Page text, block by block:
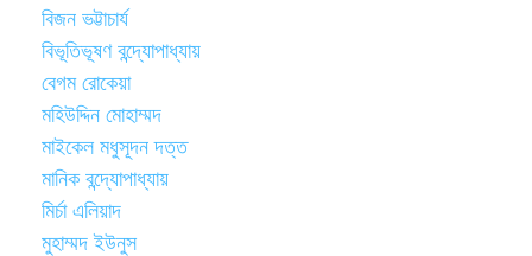
বিজন ভট্টাচার্য
বিভূতিভূষণ বন্দ্যোপাধ্যায়
বেগম রোকেয়া
মহিউদ্দিন মোহাম্মদ
মাইকেল মধুসূদন দত্ত
মানিক বন্দ্যোপাধ্যায়
মির্চা এলিয়াদ
মুহাম্মদ ইউনুস